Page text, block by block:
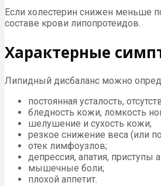
Если холестерин снижен меньше
составе крови липопротеидов.
Характерные
Липидный дисбаланс можно
постоянная усталость,
бледность кожи, ломкость
шелушение и сухость кожи;
резкое снижение веса (или
отек лимфоузлов;
депрессия, апатия, приступы
мышечные боли;
плохой аппетит.